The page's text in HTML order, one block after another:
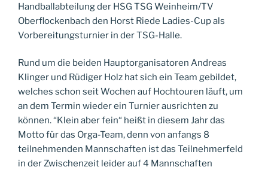
Handballabteilung der HSG TSG Weinheim/TV
Oberflockenbach den Horst Riede Ladies-Cup als
Vorbereitungsturnier in der TSG-Halle.
Rund um die beiden Hauptorganisatoren Andreas
Klinger und Rüdiger Holz hat sich ein Team gebildet,
welches schon seit Wochen auf Hochtouren läuft, um
an dem Termin wiederein Turnier ausrichten zu
können.“Klein aber fein“ heißt in diesem Jahr das
Motto für das Orga-Team, denn von anfangs 8
teilnehmenden Mannschaften ist das Teilnehmerfeld
in der Zwischenzeit leiderauf 4 Mannschaften